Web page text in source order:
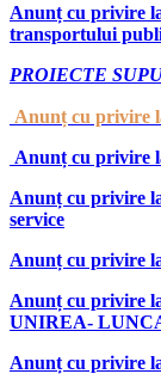
Anunț cu privire
transportului
PROIECTE
Anunț cu privire
Anunț cu privire
Anunț cu privire
service
Anunț cu privire
Anunț cu privire
UNIREA-
Anunț cu privire